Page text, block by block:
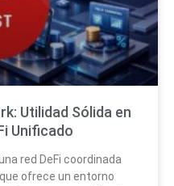
Utilidad Sólida en
Unificado
red DeFi coordinada
ofrece un entorno